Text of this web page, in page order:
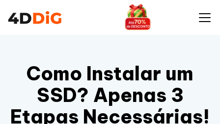
Como Instalar um
SSD? Apenas 3
Etapas Necessárias!